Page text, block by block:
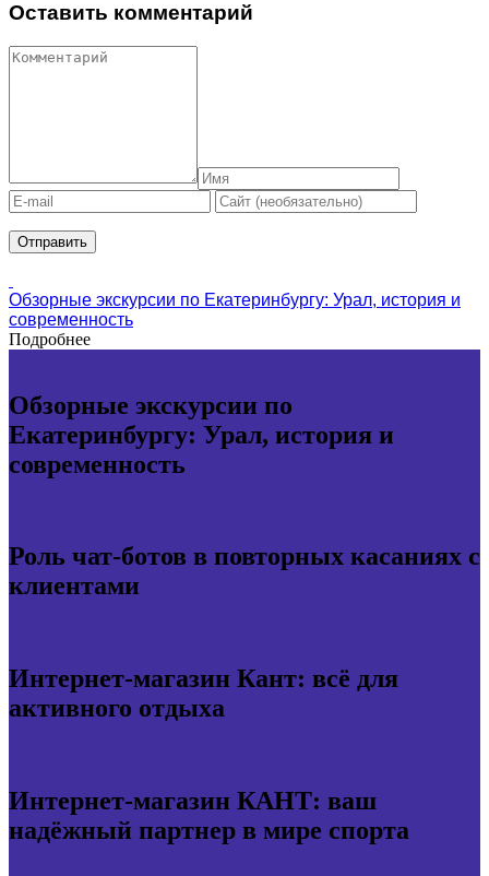
Оставить комментарий
Обзорные экскурсии по Екатеринбургу: Урал, история и
современность
Подробнее
Обзорные экскурсии по
Екатеринбургу: Урал, история и
современность
Роль чат-ботов в повторных касаниях с
клиентами
Интернет-магазин Кант: всё для
активного отдыха
Интернет-магазин КАНТ: ваш
надёжный партнер в мире спорта